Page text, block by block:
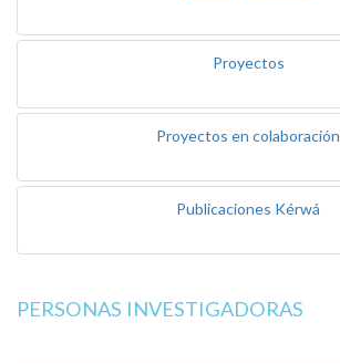
Proyectos
Proyectos en colaboración
Publicaciones Kérwá
PERSONAS INVESTIGADORAS